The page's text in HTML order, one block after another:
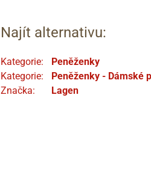
Najít alternativu:
Kategorie:
Peněženky
Kategorie:
Peněženky - Dámské
Značka:
Lagen